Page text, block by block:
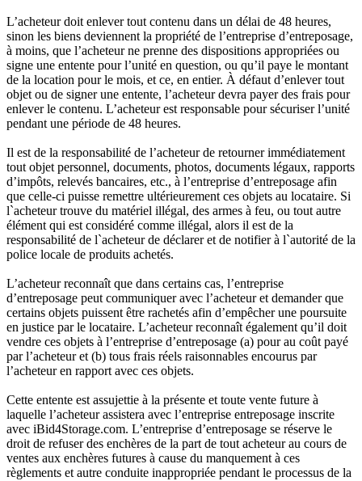
L’acheteur doit enlever tout contenu dans un délai de 48 heures,
sinon les biens deviennent la propriété de l’entreprise d’entreposage,
à moins, que l’acheteur ne prenne des dispositions appropriées ou
signe une entente pour l’unité en question, ou qu’il paye le montant
de la location pour le mois, et ce, en entier. À défaut d’enlever tout
objet ou de signer une entente, l’acheteur devra payer des frais pour
enlever le contenu. L’acheteur est responsable pour sécuriser l’unité
pendant une période de 48 heures.
Il est de la responsabilité de l’acheteur de retourner immédiatement
tout objet personnel, documents, photos, documents légaux, rapports
d’impôts, relevés bancaires, etc., à l’entreprise d’entreposage afin
que celle-ci puisse remettre ultérieurement ces objets au locataire. Si
l`acheteur trouve du matériel illégal, des armes à feu, ou tout autre
élément qui est considéré comme illégal, alors il est de la
responsabilité de l`acheteur de déclarer et de notifier à l`autorité de la
police locale de produits achetés.
L’acheteur reconnaît que dans certains cas, l’entreprise
d’entreposage peut communiquer avec l’acheteur et demander que
certains objets puissent être rachetés afin d’empêcher une poursuite
en justice par le locataire. L’acheteur reconnaît également qu’il doit
vendre ces objets à l’entreprise d’entreposage (a) pour au coût payé
par l’acheteur et (b) tous frais réels raisonnables encourus par
l’acheteur en rapport avec ces objets.
Cette entente est assujettie à la présente et toute vente future à
laquelle l’acheteur assistera avec l’entreprise entreposage inscrite
avec iBid4Storage.com. L’entreprise d’entreposage se réserve le
droit de refuser des enchères de la part de tout acheteur au cours de
ventes aux enchères futures à cause du manquement à ces
règlements et autre conduite inappropriée pendant le processus de la